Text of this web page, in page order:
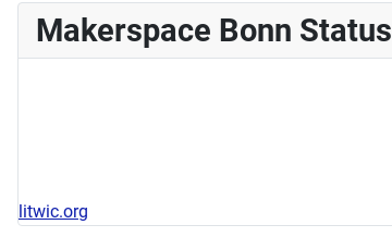
Makerspace Bonn Status
litwic.org